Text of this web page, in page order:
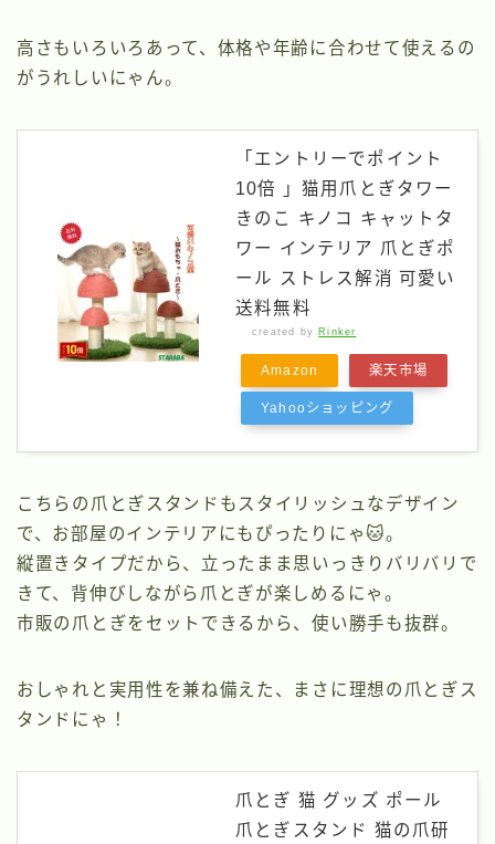
高さもいろいろあって、体格や年齢に合わせて使えるの
がうれしいにゃん。
「エントリーでポイント
10倍 」猫用爪とぎタワー
きのこ キノコ キャットタ
ワー インテリア 爪とぎポ
ール ストレス解消 可愛い
送料無料
created by Rinker
Amazon 楽天市場
Yahooショッピング
こちらの爪とぎスタンドも​スタイリッシュなデザイン
で、お部屋のインテリアにもぴったりにゃ🐱。
​縦置きタイプだから、立ったまま思いっきりバリバリで
きて、背伸びしながら爪とぎが楽しめるにゃ。​
市販の爪とぎをセットできるから、使い勝手も抜群。​
おしゃれと実用性を兼ね備えた、まさに理想の爪とぎス
タンドにゃ！
爪とぎ 猫 グッズ ポール
爪とぎスタンド 猫の爪研